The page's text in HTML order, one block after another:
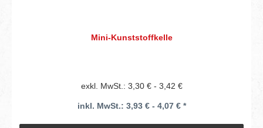
Mini-Kunststoffkelle
exkl. MwSt.: 3,30 € - 3,42 €
inkl. MwSt.: 3,93 € - 4,07 € *